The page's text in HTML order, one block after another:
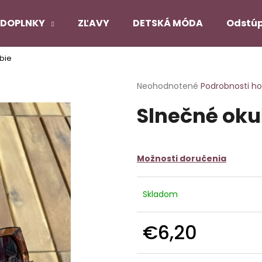
DOPLNKY ZĽAVY DETSKÁ MÓDA
Priemerné
produktu
je
hviezdičiek.
Neohodnotené Podrobnosti
Slnečné
Možnosti doručenia
Skladom
€6,20
cena:
Čo potrebujete nájsť?
HĽADAŤ
Odporúčame
PANČUCHY NUENO
€12,90
Pôvodne: